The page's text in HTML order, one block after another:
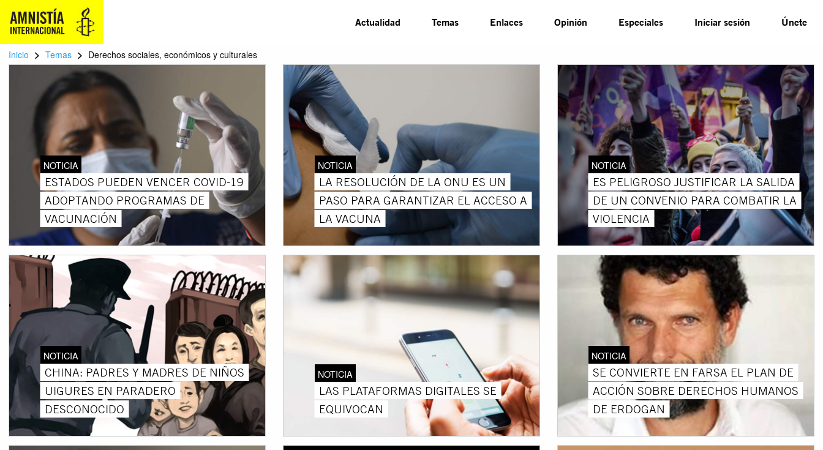
Actualidad Temas Enlaces Opinión Especiales Iniciar sesión Únete
Inicio > Temas > Derechos sociales, económicos y culturales
NOTICIA
ESTADOS PUEDEN VENCER COVID-19
ADOPTANDO PROGRAMAS DE
VACUNACIÓN
NOTICIA
LA RESOLUCIÓN DE LA ONU ES UN
PASO PARA GARANTIZAR EL ACCESO A
LA VACUNA
NOTICIA
ES PELIGROSO JUSTIFICAR LA SALIDA
DE UN CONVENIO PARA COMBATIR LA
VIOLENCIA
NOTICIA
CHINA: PADRES Y MADRES DE NIÑOS
UIGURES EN PARADERO
DESCONOCIDO
NOTICIA
LAS PLATAFORMAS DIGITALES SE
EQUIVOCAN
NOTICIA
SE CONVIERTE EN FARSA EL PLAN DE
ACCIÓN SOBRE DERECHOS HUMANOS
DE ERDOGAN